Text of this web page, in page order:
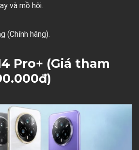
và mồ hôi.
(Chính hãng).
Pro+ (Giá tham